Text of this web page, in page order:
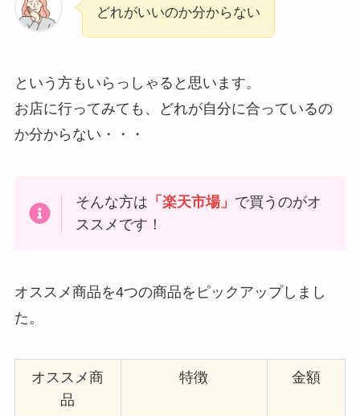
どれがいいのか分からない
という方もいらっしゃると思います。
お店に行ってみても、どれが自分に合っているの
か分からない・・・
そんな方は 「楽天市場」 で買うのがオ
ススメです！
オススメ商品を4つの商品をピックアップしまし
た。
オススメ商
品
特徴 金額